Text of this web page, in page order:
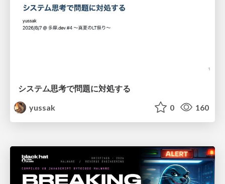
システム思考で問題に対処する
yussak
0 160